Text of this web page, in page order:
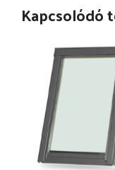
Kapcsolódó